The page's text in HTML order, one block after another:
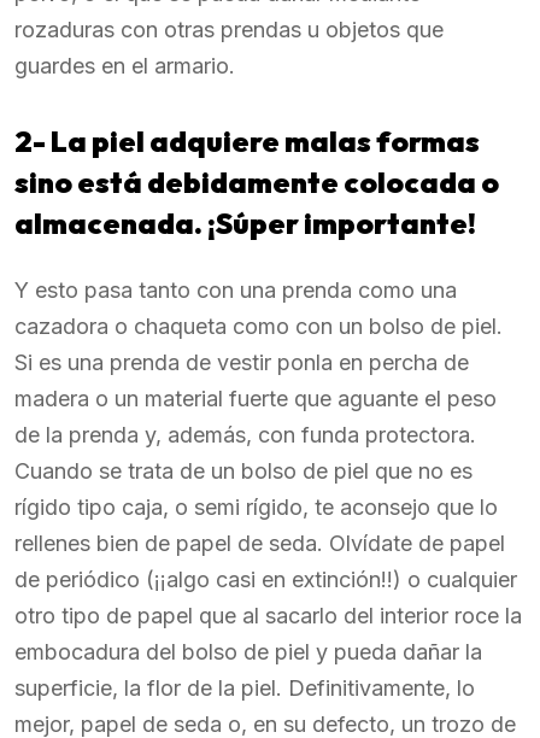
rozaduras con otras prendas u objetos que
guardes en el armario.
2- La piel adquiere malas formas
sino está debidamente colocada o
almacenada. ¡Súper importante!
Y esto pasa tanto con una prenda como una
cazadora o chaqueta como con un bolso de piel.
Si es una prenda de vestir ponla en percha de
madera o un material fuerte que aguante el peso
de la prenda y, además, con funda protectora.
Cuando se trata de un bolso de piel que no es
rígido tipo caja, o semi rígido, te aconsejo que lo
rellenes bien de papel de seda. Olvídate de papel
de periódico (¡¡algo casi en extinción!!) o cualquier
otro tipo de papel que al sacarlo del interior roce la
embocadura del bolso de piel y pueda dañar la
superficie, la flor de la piel. Definitivamente, lo
mejor, papel de seda o, en su defecto, un trozo de